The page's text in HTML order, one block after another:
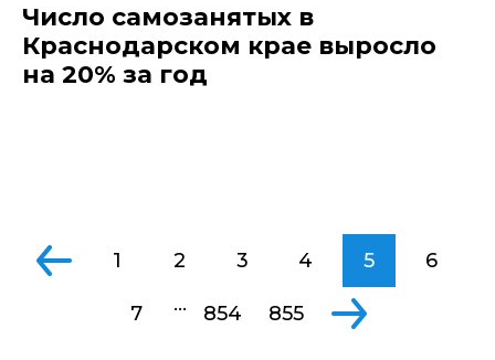
Число самозанятых в
Краснодарском крае выросло
на 20% за год
1 2 3 4 5 6
7 ... 854 855